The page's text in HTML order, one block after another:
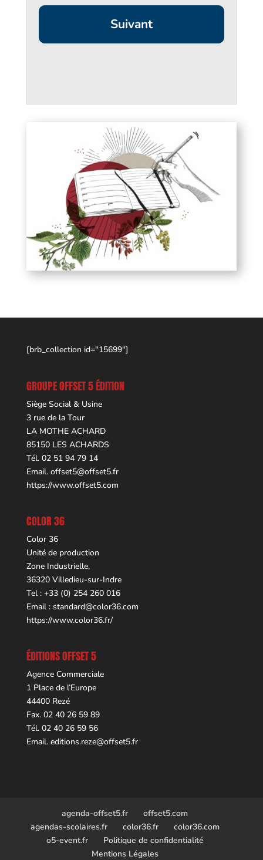
[brb_collection id="15699"]
GROUPE OFFSET 5 ÉDITION
Siège Social & Usine
3 rue de la Tour
LA MOTHE ACHARD
85150 LES ACHARDS
Tél. 02 51 94 79 14
Email. offset5@offset5.fr
https://www.offset5.com
COLOR 36
Color 36
Unité de production
Zone Industrielle,
36320 Villedieu-sur-Indre
Tel : +33 (0) 254 260 016
Email : standard@color36.com
https://www.color36.fr/
ÉDITIONS OFFSET 5
Agence Commerciale
1 Place de l’Europe
44400 Rezé
Fax. 02 40 26 59 89
Tél. 02 40 26 59 56
Email. editions.reze@offset5.fr
agenda-offset5.fr
offset5.com
agendas-scolaires.fr
color36.fr
color36.com
o5-event.fr
Politique de confidentialité
Mentions Légales